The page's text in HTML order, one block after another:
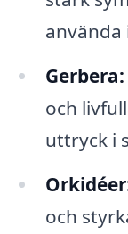
använda
Gerbera:
och
uttryck i
och